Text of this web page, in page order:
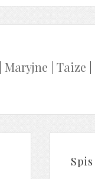
Maryjne Taize